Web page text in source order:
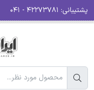
پشتیبانی: